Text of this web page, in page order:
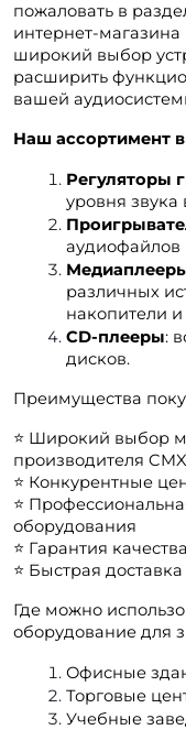
пожаловать в
интернет-
широкий выбор
расширить
вашей
Наш ассортимент
Регуляторы
уровня
различных
накопители
CD-плееры:
дисков.
Преимущества
⭐️ Широкий выбор
производителя CMX
⭐️ Конкурентные
⭐️
оборудования
⭐️ Гарантия
⭐️ Быстрая
Где можно
оборудование для
Офисные
Торговые
Учебные